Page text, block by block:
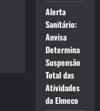
Alerta
Sanitário:
Anvisa
Determina
Suspensão
Total das
Atividades
da Elmeco